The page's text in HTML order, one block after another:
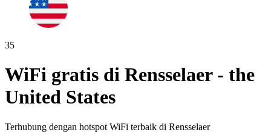
35
WiFi gratis di Rensselaer- the
United States
Terhubung dengan hotspot WiFi terbaik di Rensselaer